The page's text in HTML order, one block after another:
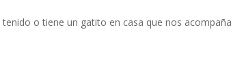
o tiene un gatito en casa que nos